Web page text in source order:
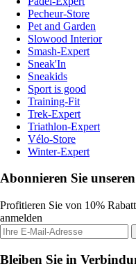
Pecheur-Store
Pet and Garden
Slowood Interior
Smash-Expert
Sneak'In
Sneakids
Sport is good
Training-Fit
Trek-Expert
Triathlon-Expert
Vélo-Store
Winter-Expert
Abonnieren Sie
Profitieren Sie von 10%
anmelden
Bleiben Sie in